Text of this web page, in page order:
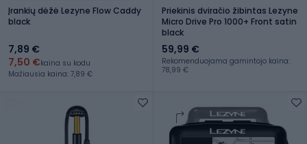
Įrankių dėžė Lezyne Flow Caddy
black
7,89 €
7,50 €kaina su kodu
Mažiausia kaina: 7,89 €
Priekinis dviračio žibintas Lezyne
Micro Drive Pro 1000+ Front satin
black
59,99 €
Rekomenduojama gamintojo kaina:
78,99 €